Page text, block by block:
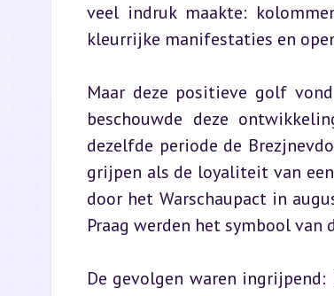
veel indruk maakte:
kleurrijke manifestaties en
Maar deze positieve golf
beschouwde deze
dezelfde periode de
grijpen als de loyaliteit van
door het Warschaupact in
Praag werden het symbool
De gevolgen waren